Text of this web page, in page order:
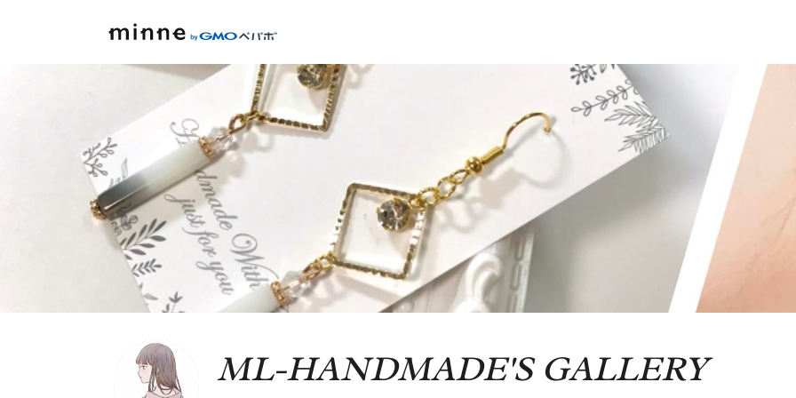
ML-HANDMADE'S GALLERY